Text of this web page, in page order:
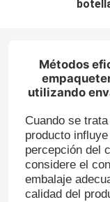
Métodos
utilizando
Cuando se
producto
percepción del
considere el
embalaje
calidad del